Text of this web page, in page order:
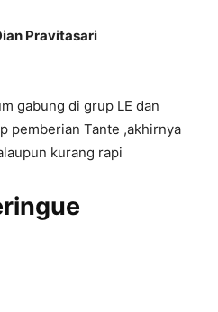
Pravitasari
gabung di grup LE dan
pemberian Tante ,akhirnya
kurang rapi